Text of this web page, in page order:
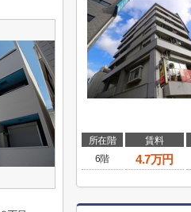
所在階 賃料
6階
4.7万円